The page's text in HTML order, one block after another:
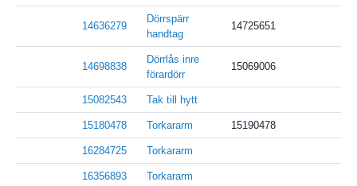
14636279
Dörrspärr
handtag
14725651
14698838
Dörrlås inre
förardörr
15069006
15082543 Tak till hytt
15180478 Torkararm 15190478
16284725 Torkararm
16356893 Torkararm